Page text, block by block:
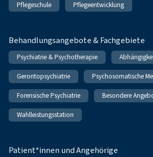
Pflegeschule Pflegeentwicklung
Behandlungsangebote & Fachgebiete
Psychiatrie & Psychotherapie
Gerontopsychiatrie Psychosomatische
Forensische Psychiatrie Besondere
Wahlleistungsstation
Patient*innen und Angehörige